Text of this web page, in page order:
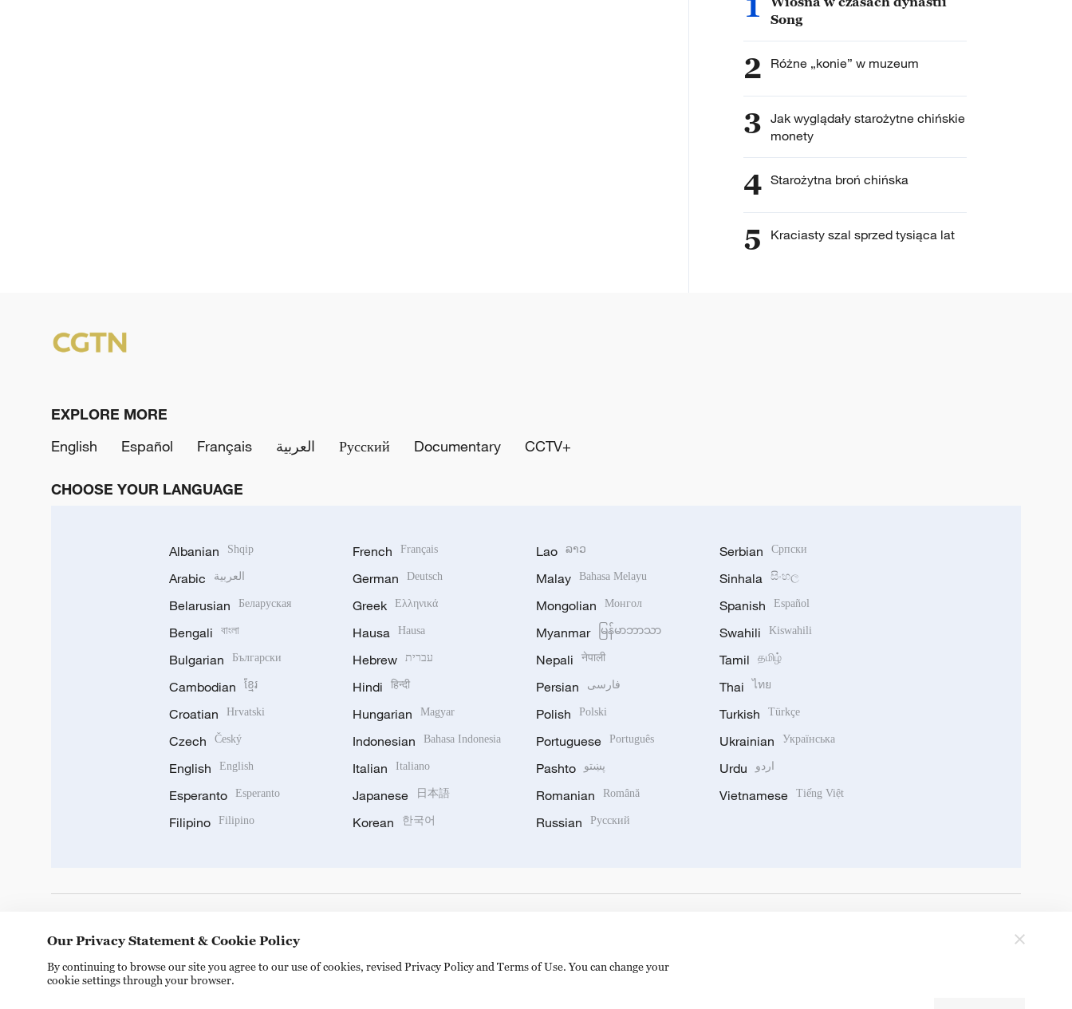
1
Song
2 Różne „konie” w muzeum
3 Jak wyglądały starożytne chińskie
monety
4 Starożytna broń chińska
5 Kraciasty szal sprzed tysiąca lat
EXPLORE MORE
English
Español Français العربية Русский Documentary CCTV+
CHOOSE YOUR LANGUAGE
Albanian Shqip
Arabic العربية
Belarusian Беларуская
Bengali বাংলা
Bulgarian Български
Cambodian ខ្មែរ
Croatian Hrvatski
Czech Český
English English
Esperanto Esperanto
Filipino Filipino
French Français
German Deutsch
Greek Ελληνικά
Hausa Hausa
Hebrew עברית
Hindi हिन्दी
Hungarian Magyar
Indonesian Bahasa Indonesia
Italian Italiano
Japanese 日本語
Korean 한국어
Lao ລາວ
Malay Bahasa Melayu
Mongolian Монгол
Myanmar မြန်မာဘာသာ
Nepali नेपाली
Persian فارسی
Polish Polski
Portuguese Português
Pashto پښتو
Romanian Română
Russian Русский
Serbian Српски
Sinhala සිංහල
Spanish Español
Swahili Kiswahili
Tamil தமிழ்
Thai ไทย
Turkish Türkçe
Ukrainian Українська
Urdu اردو
Vietnamese Tiếng Việt
Our Privacy Statement & Cookie Policy
By continuing to browse our site you agree to our use of cookies, revised Privacy Policy and Terms of Use. You can change your
cookie settings through your browser.